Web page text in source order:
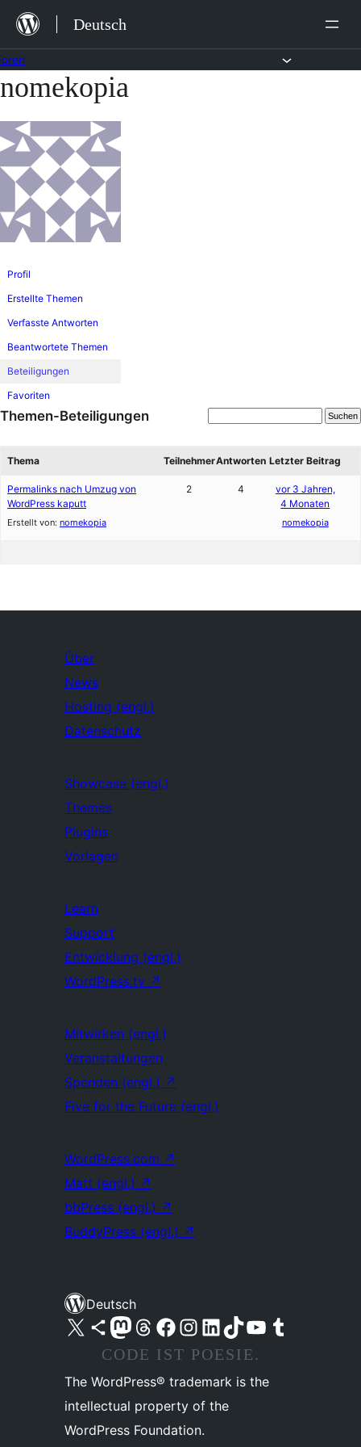
Zum
Inhalt
springen
Deutsch
Zum
springen
nomekopia
Profil
Erstellte Themen
Verfasste Antworten
Beantwortete Themen
Beteiligungen
Favoriten
Themen-Beteiligungen
Thema TeilnehmerAntworten Letzter Beitrag
Permalinks nach Umzug von
WordPress kaputt
Erstellt von: nomekopia
2 4
vor 3 Jahren,
4 Monaten
nomekopia
Über
News
Hosting (engl.)
Datenschutz
Showcase (engl.)
Themes
Plugins
Vorlagen
Learn
Support
Entwicklung (engl.)
WordPress.tv ↗
Mitwirken (engl.)
Veranstaltungen
Spenden (engl.) ↗
Five for the Future (engl.)
WordPress.com ↗
Matt (engl.) ↗
bbPress (engl.) ↗
BuddyPress (engl.) ↗
Deutsch
Unser X-Konto (früher Twitter) besuchen
Unser Bluesky-Konto besuchen
Unser Mastodon-Konto besuchen
Unser Threads-Konto besuchen
Unsere Facebook-Seite besuchen
Unser Instagram-Konto besuchen
Unser LinkedIn-Konto besuchen
Unser TikTok-Konto besuchen
Unseren YouTube-Kanal besuchen
Unser Tumblr-Konto besuchen
CODE IST POESIE.
The WordPress® trademark is the
intellectual property of the
WordPress Foundation.